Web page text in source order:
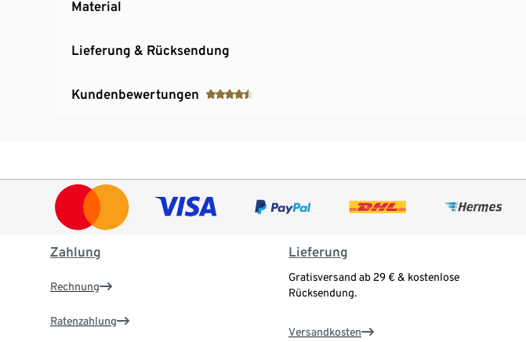
Material
Lieferung & Rücksendung
Kundenbewertungen
Zahlung
Rechnung
Ratenzahlung
Lieferung
Gratisversand ab 29 € & kostenlose
Rücksendung.
Versandkosten